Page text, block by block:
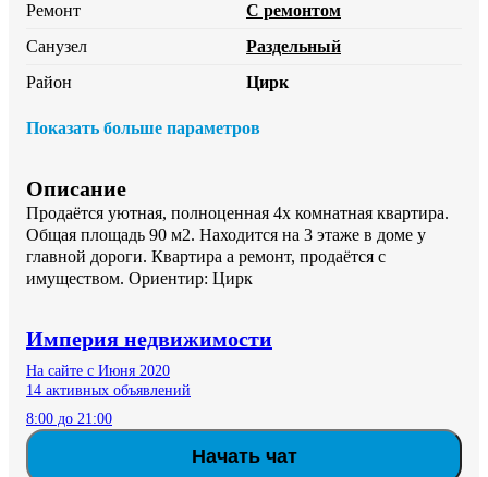
Ремонт
С ремонтом
Санузел
Раздельный
Район
Цирк
Показать больше параметров
Описание
Продаётся уютная, полноценная 4х комнатная квартира.
Общая площадь 90 м2. Находится на 3 этаже в доме у
главной дороги. Квартира а ремонт, продаётся с
имуществом. Ориентир: Цирк
Империя недвижимости
На сайте с Июня 2020
14 активных объявлений
8:00 до 21:00
Начать чат